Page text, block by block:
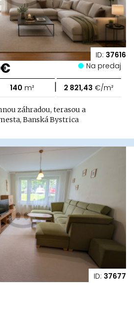
ID: 37616
Na predaj
140 m² | 2 821,43 €/m²
záhradou, terasou a
Banská Bystrica
ID: 37677